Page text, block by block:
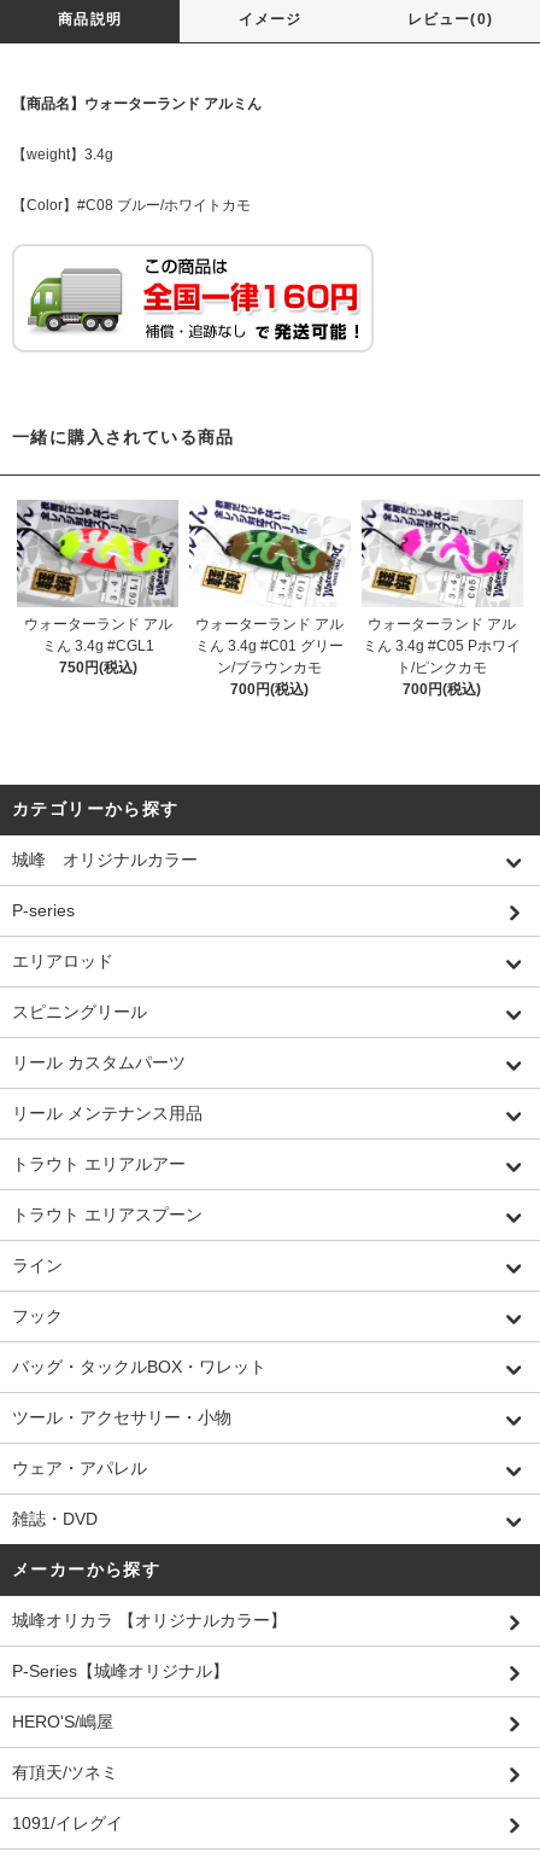
商品説明 イメージ レビュー(0)
【商品名】ウォーターランド アルミん
【weight】3.4g
【Color】#C08 ブルー/ホワイトカモ
一緒に購入されている商品
ウォーターランド アル
ミん 3.4g #CGL1
750円(税込)
ウォーターランド アル
ミん 3.4g #C01 グリー
ン/ブラウンカモ
700円(税込)
ウォーターランド アル
ミん 3.4g #C05 Pホワイ
ト/ピンクカモ
700円(税込)
カテゴリーから探す
城峰 オリジナルカラー
P-series
エリアロッド
スピニングリール
リール カスタムパーツ
リール メンテナンス用品
トラウト エリアルアー
トラウト エリアスプーン
ライン
フック
バッグ・タックルBOX・ワレット
ツール・アクセサリー・小物
ウェア・アパレル
雑誌・DVD
メーカーから探す
城峰オリカラ 【オリジナルカラー】
P-Series【城峰オリジナル】
HERO'S/嶋屋
有頂天/ツネミ
1091/イレグイ